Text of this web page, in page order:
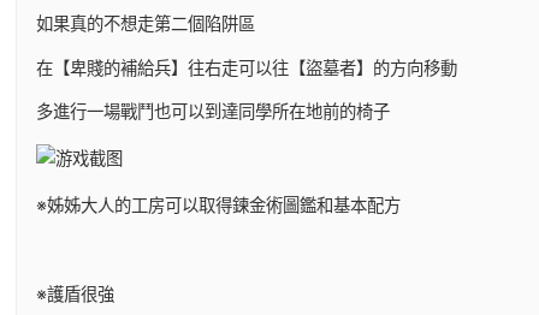
如果真的不想走第二個陷阱區
在【卑賤的補給兵】往右走可以往【盜墓者】的方向移動
多進行一場戰鬥也可以到達同學所在地前的椅子
※姊姊大人的工房可以取得鍊金術圖鑑和基本配方
※護盾很強